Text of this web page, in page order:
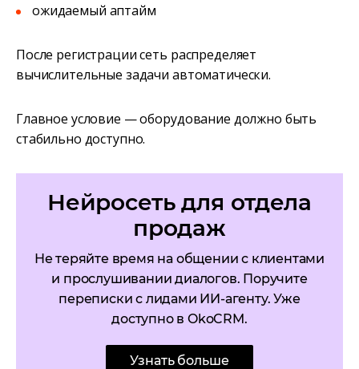
ожидаемый аптайм
После регистрации сеть распределяет
вычислительные задачи автоматически.
Главное условие — оборудование должно быть
стабильно доступно.
Нейросеть для отдела
продаж
Не теряйте время на общении с клиентами
и прослушивании диалогов. Поручите
переписки с лидами ИИ-агенту. Уже
доступно в OkoCRM.
Узнать больше